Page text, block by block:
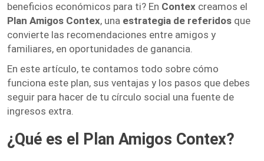
beneficios económicos para ti? En Contex creamos el
Plan Amigos Contex, una estrategia de referidos que
convierte las recomendaciones entre amigos y
familiares, en oportunidades de ganancia.
En este artículo, te contamos todo sobre cómo
funciona este plan, sus ventajas y los pasos que debes
seguir para hacer de tu círculo social una fuente de
ingresos extra.
¿Qué es el Plan Amigos Contex?